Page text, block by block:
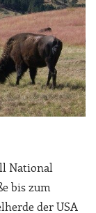
National
bis zum
der USA